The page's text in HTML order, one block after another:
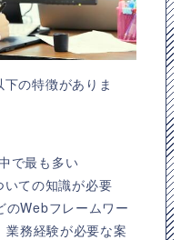
の特徴がありま
で最も多い
ての知識が必要
Webフレームワー
業務経験が必要な案